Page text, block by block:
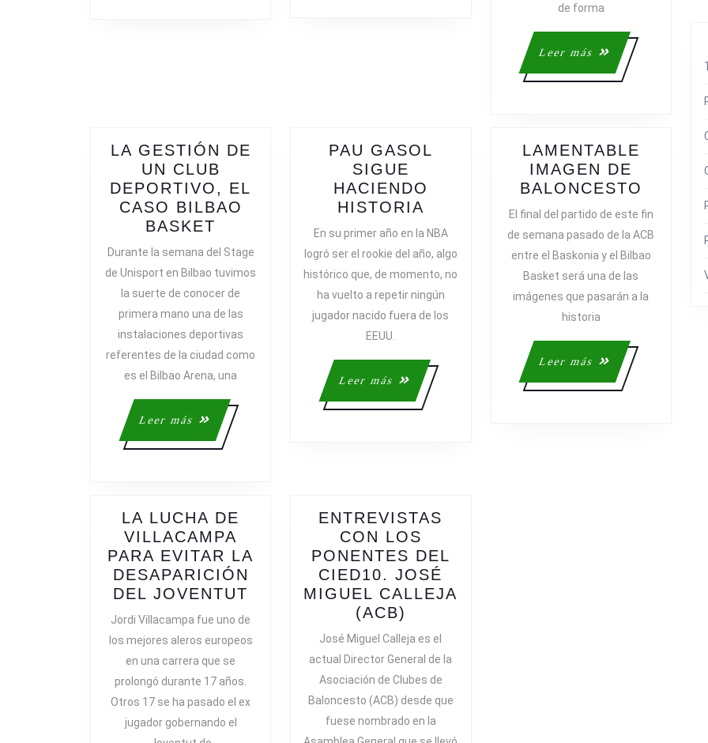
‘NUEVA’
de forma
Leer más
Leer
más
LA GESTIÓN DE
UN CLUB
DEPORTIVO, EL
CASO BILBAO
BASKET
GESTIÓN
UN
CLUB
DEPORTIVO,
EL
CASO
BILBAO
BASKET
Durante la semana del Stage
de Unisport en Bilbao tuvimos
la suerte de conocer de
primera mano una de las
instalaciones deportivas
referentes de la ciudad como
es el Bilbao Arena, una
Leer más
Leer
más
PAU GASOL
SIGUE
HACIENDO
HISTORIA
GASOL
HACIENDO
HISTORIA
En su primer año en la NBA
logró ser el rookie del año, algo
histórico que, de momento, no
ha vuelto a repetir ningún
jugador nacido fuera de los
EEUU.
Leer más
Leer
más
LAMENTABLE
IMAGEN DE
BALONCESTO
El final del partido de este fin
de semana pasado de la ACB
entre el Baskonia y el Bilbao
Basket será una de las
imágenes que pasarán a la
historia
Leer más
Leer
más
LA LUCHA DE
VILLACAMPA
PARA EVITAR LA
DESAPARICIÓN
DEL JOVENTUT
VILLACAMPA
LA
DESAPARICIÓN
Jordi Villacampa fue uno de
los mejores aleros europeos
en una carrera que se
prolongó durante 17 años.
Otros 17 se ha pasado el ex
jugador gobernando el
ENTREVISTAS
CON LOS
PONENTES DEL
CIED10. JOSÉ
MIGUEL CALLEJA
(ACB)
CON
LOS
PONENTES
DEL
CIED10.
JOSÉ
José Miguel Calleja es el
actual Director General de la
Asociación de Clubes de
Baloncesto (ACB) desde que
fuese nombrado en la